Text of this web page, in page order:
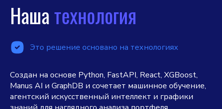
Нашатехнология
Это решение основано на технологиях
Создан на основе Python, FastAPI, React, XGBoost,
Manus AI и GraphDB и сочетает машинное обучение,
агентский искусственный интеллект и графики